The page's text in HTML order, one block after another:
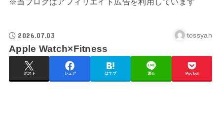
2026.07.03 tossyan
Apple Watch×Fitness
ポスト シェア はてブ 送る Pocket